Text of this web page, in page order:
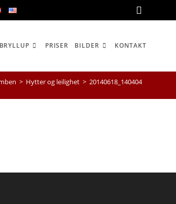
BRYLLUP PRISER BILDER KONTAKT
> Hytter og leilighet > 20140618_140404